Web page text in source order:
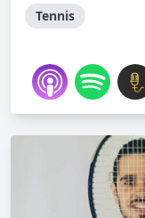
Tennis